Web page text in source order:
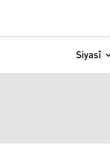
Siyasî